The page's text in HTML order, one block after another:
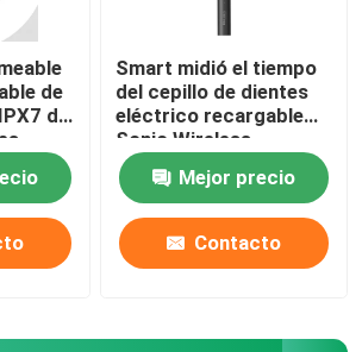
de
del
modos
Smart midió el tiempo
del cepillo de dientes
eléctrico recargable
Sonic Wireless
Charging Waterproof
Mejor precio
Contacto